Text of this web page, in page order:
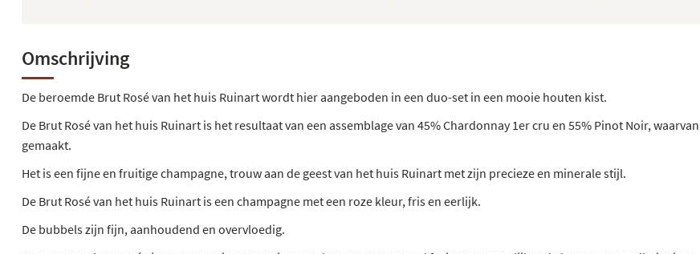
Omschrijving
De beroemde Brut Rosé van het huis Ruinart wordt hier aangeboden in een duo-set in een mooie houten kist.
De Brut Rosé van het huis Ruinart is het resultaat van een assemblage van 45% Chardonnay 1er cru en 55% Pinot Noir,
gemaakt.
Het is een fijne en fruitige champagne, trouw aan de geest van het huis Ruinart met zijn precieze en minerale stijl.
De Brut Rosé van het huis Ruinart is een champagne met een roze kleur, fris en eerlijk.
De bubbels zijn fijn, aanhoudend en overvloedig.